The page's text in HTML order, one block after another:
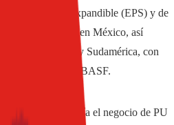
de poliestireno expandible (EPS) y de
en Polioles en México, así
BASF en Norte y Sudamérica, con
(EPS gris) de BASF.
BASF compraría el negocio de PU